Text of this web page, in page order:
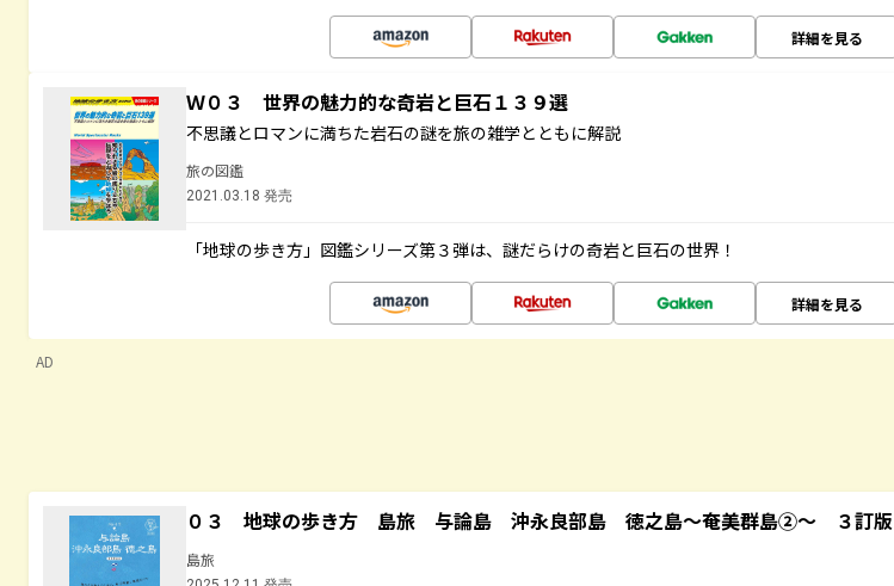
詳細を見る
Ｗ０３ 世界の魅力的な奇岩と巨石１３９選
不思議とロマンに満ちた岩石の謎を旅の雑学とともに解説
旅の図鑑
2021.03.18 発売
「地球の歩き方」図鑑シリーズ第３弾は、謎だらけの奇岩と巨石の世界！
詳細を見る
AD
０３ 地球の歩き方 島旅 与論島 沖永良部島 徳之島～奄美群島②～ ３訂版
島旅